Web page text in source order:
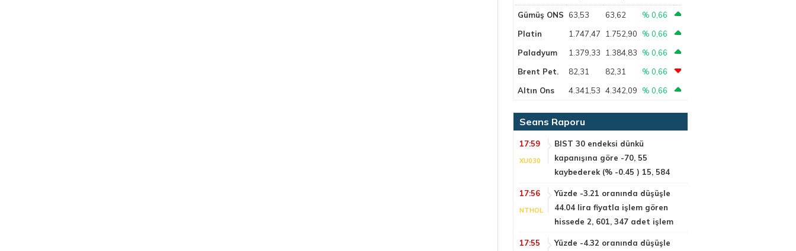
Gümüş ONS 63,53 63,62
% 0,66
Platin
1.747,47 1.752,90
% 0,66
Paladyum
1.379,33 1.384,83
% 0,66
Brent Pet.
82,31 82,31
% 0,66
Altın Ons
4.341,53 4.342,09 % 0,66
Seans Raporu
17:59
XU030
BIST 30 endeksi dünkü
kapanışına göre -70, 55
kaybederek (% -0.45 ) 15, 584
17:56
NTHOL
Yüzde -3.21 oranında düşüşle
44.04 lira fiyatla işlem gören
hissede 2, 601, 347 adet işlem
17:55
Yüzde -4.32 oranında düşüşle